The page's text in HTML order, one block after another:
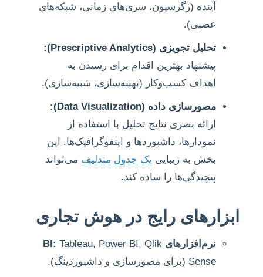
آینده (رگرسیون، سری‌های زمانی، شبکه‌های
عصبی).
تحلیل تجویزی (Prescriptive Analytics):
پیشنهاد بهترین اقدام برای رسیدن به
اهداف کسب‌وکار (بهینه‌سازی، شبیه‌سازی).
مصورسازی داده (Data Visualization):
ارائه بصری نتایج تحلیل با استفاده از
نمودارها، داشبوردها و اینفوگرافیک‌ها. این
بخش به زیبایی یک جدول مندلیف می‌تواند
پیچیدگی‌ها را ساده کند.
ابزارهای رایج در هوش تجاری
نرم‌افزارهای BI: Tableau, Power BI, Qlik
Sense (برای مصورسازی و داشبوردینگ).